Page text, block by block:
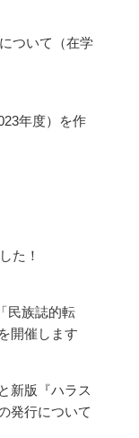
ついて（在学
年度）を作
た！
民族誌的転
開催します
新版『ハラス
発行について